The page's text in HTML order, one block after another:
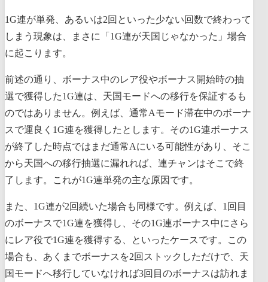
1G連が単発、あるいは2回といった少ない回数で終わって
しまう現象は、まさに「1G連が天国じゃなかった」場合
に起こります。
前述の通り、ボーナス中のレア役やボーナス開始時の抽
選で獲得した1G連は、天国モードへの移行を保証するも
のではありません。例えば、通常Aモード滞在中のボーナ
スで運良く1G連を獲得したとします。その1G連ボーナス
が終了した時点ではまだ通常Aにいる可能性があり、そこ
から天国への移行抽選に漏れれば、連チャンはそこで終
了します。これが1G連単発の主な原因です。
また、1G連が2回続いた場合も同様です。例えば、1回目
のボーナスで1G連を獲得し、その1G連ボーナス中にさら
にレア役で1G連を獲得する、といったケースです。この
場合も、あくまでボーナスを2回ストックしただけで、天
国モードへ移行していなければ3回目のボーナスは訪れま